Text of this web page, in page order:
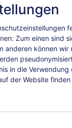
Zum einen sind
anderen können
in die
der Website finden